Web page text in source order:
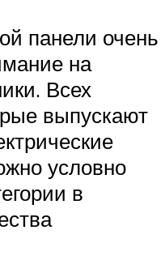
панели очень
на
Всех
выпускают
условно
в